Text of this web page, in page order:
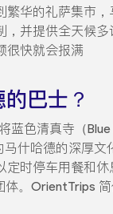
华的礼萨集市
并提供全天候
很快就会报满
巴士？
色清真寺（
什哈德的深厚
时停车用餐和
体。OrientTrips 简